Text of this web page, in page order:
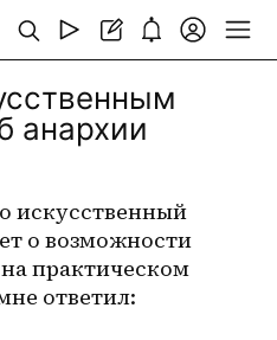
анархии
искусственный
о возможности
практическом
ответил: